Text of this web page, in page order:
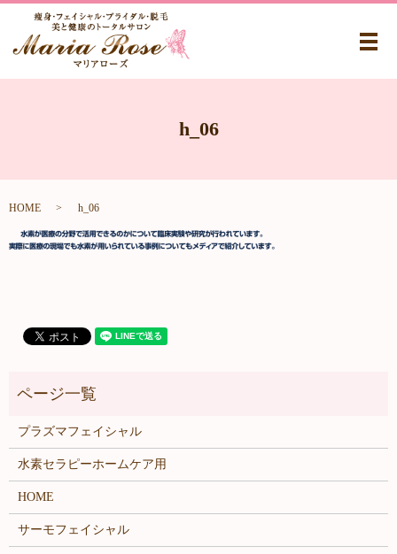
メ
h_06
HOME h_06
プラズマフェイシャル
水素セラピーホームケア用
HOME
サーモフェイシャル